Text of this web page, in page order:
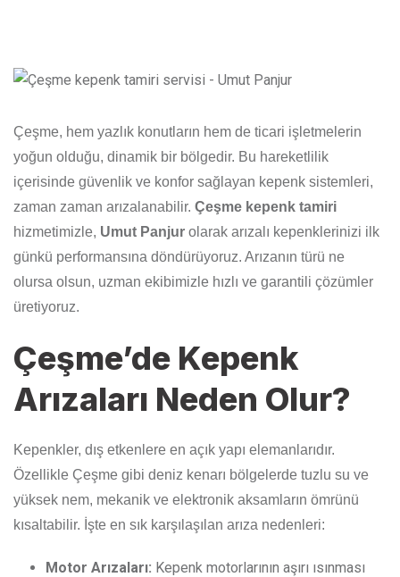
Çeşme, hem yazlık konutların hem de ticari işletmelerin
yoğun olduğu, dinamik bir bölgedir. Bu hareketlilik
içerisinde güvenlik ve konfor sağlayan kepenk sistemleri,
zaman zaman arızalanabilir. Çeşme kepenk tamiri
hizmetimizle, Umut Panjur olarak arızalı kepenklerinizi ilk
günkü performansına döndürüyoruz. Arızanın türü ne
olursa olsun, uzman ekibimizle hızlı ve garantili çözümler
üretiyoruz.
Çeşme’de Kepenk
Arızaları Neden Olur?
Kepenkler, dış etkenlere en açık yapı elemanlarıdır.
Özellikle Çeşme gibi deniz kenarı bölgelerde tuzlu su ve
yüksek nem, mekanik ve elektronik aksamların ömrünü
kısaltabilir. İşte en sık karşılaşılan arıza nedenleri:
Motor Arızaları: Kepenk motorlarının aşırı ısınması